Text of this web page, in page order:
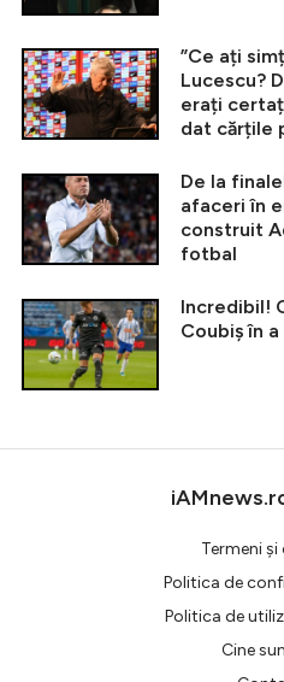
”Ce ați
Lucescu?
erați
dat cărțile
De la
afaceri în
construit
fotbal
Incredibil!
Coubiș în
Termeni
Politica de
Politica de
Cine